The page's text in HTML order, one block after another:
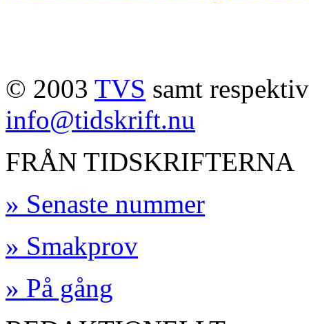
© 2003 TVS samt
info@tidskrift.nu
FRÅN TIDSKRIFTERNA
» Senaste nummer
» Smakprov
» På gång